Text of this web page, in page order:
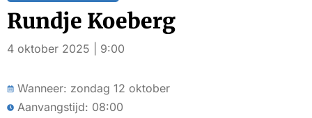
Rundje Koeberg
4 oktober 2025 | 9:00
Wanneer: zondag 12 oktober
Aanvangstijd: 08:00